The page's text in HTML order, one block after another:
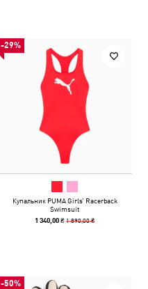
-29%
Купальник PUMA Girls’‎ Racerback
Swimsuit
1 340,00 ₴1 890,00 ₴
-50%